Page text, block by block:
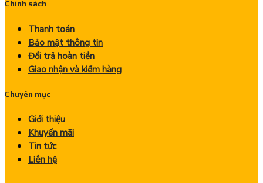
Chính sách
Thanh toán
Bảo mật thông tin
Đổi trả hoàn tiền
Giao nhận và kiểm hàng
Chuyên mục
Giới thiệu
Khuyến mãi
Tin tức
Liên hệ